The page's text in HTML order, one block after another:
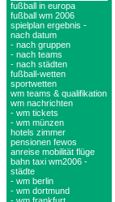
fußball in europa
fußball wm 2006
spielplan ergebnis -
nach datum
- nach gruppen
- nach teams
- nach städten
fußball-wetten
sportwetten
wm teams & qualifikation
wm nachrichten
- wm tickets
- wm münzen
hotels zimmer
pensionen fewos
anreise mobilität flüge
bahn taxi wm2006 -
städte
- wm berlin
- wm dortmund